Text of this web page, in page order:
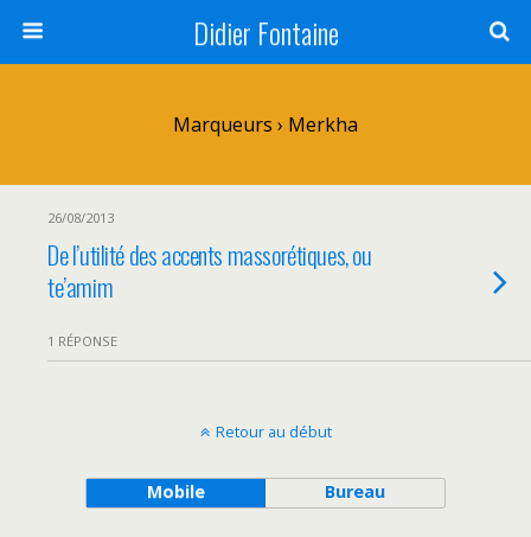
Didier Fontaine
Marqueurs › Merkha
26/08/2013
De l’utilité des accents massorétiques, ou
te’amim
1 RÉPONSE
Retour au début
Mobile Bureau